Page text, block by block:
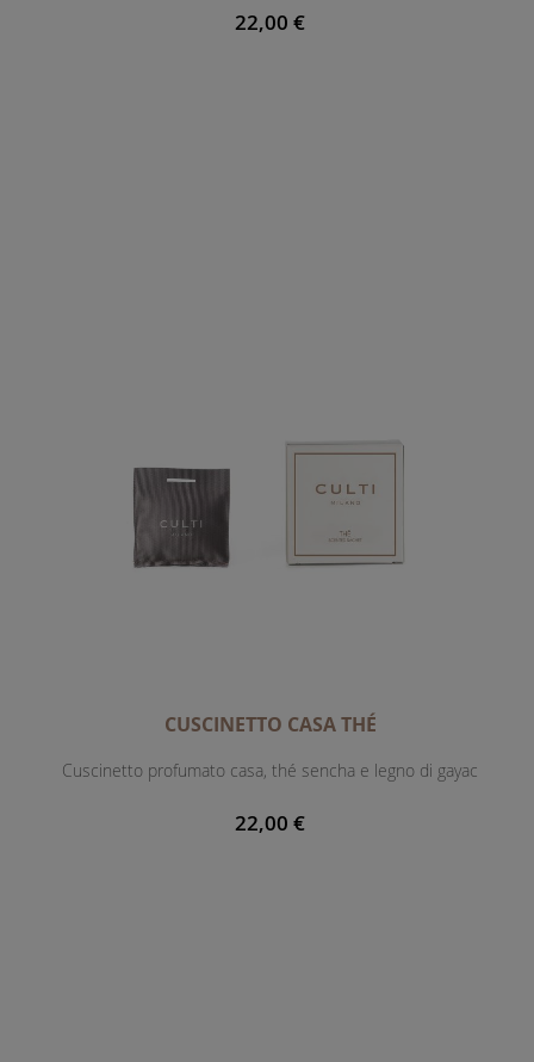
22,00 €
CUSCINETTO CASA THÉ
Cuscinetto profumato casa, thé sencha e legno di gayac
22,00 €